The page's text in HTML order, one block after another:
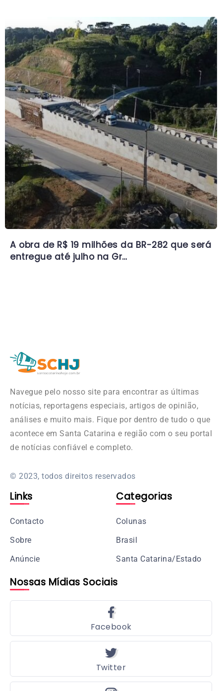
A obra de R$ 19 milhões da BR-282 que será
entregue até julho na Gr…
Navegue pelo nosso site para encontrar as últimas
notícias, reportagens especiais, artigos de opinião,
análises e muito mais. Fique por dentro de tudo o que
acontece em Santa Catarina e região com o seu portal
de notícias confiável e completo.
© 2023, todos direitos reservados
Links
Contacto
Sobre
Anúncie
Categorias
Colunas
Brasil
Santa Catarina/Estado
Nossas Mídias Sociais
Facebook
Twitter